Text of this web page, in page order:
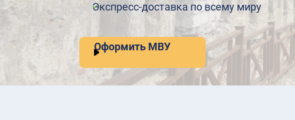
Экспресс-доставка по всему миру
Оформить МВУ